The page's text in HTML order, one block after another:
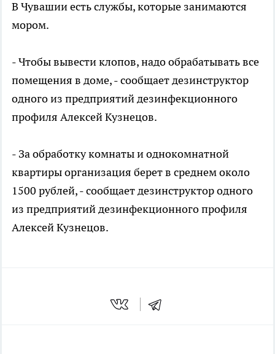
В Чувашии есть службы, которые занимаются
мором.
- Чтобы вывести клопов, надо обрабатывать все
помещения в доме, - сообщает дезинструктор
одного из предприятий дезинфекционного
профиля Алексей Кузнецов.
- За обработку комнаты и однокомнатной
квартиры организация берет в среднем около
1500 рублей, - сообщает дезинструктор одного
из предприятий дезинфекционного профиля
Алексей Кузнецов.